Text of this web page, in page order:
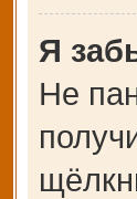
Я
Не